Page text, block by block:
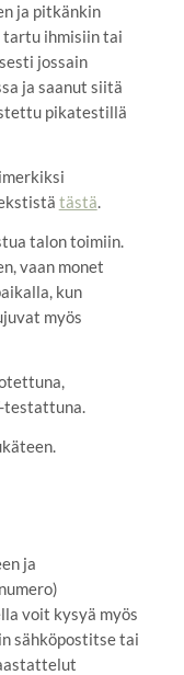
ja pitkänkin
tartu ihmisiin tai
jossain
ja saanut siitä
pikatestillä
tästä.
talon toimiin.
vaan monet
kun
myös
testattuna.
ja
voit kysyä myös
sähköpostitse tai